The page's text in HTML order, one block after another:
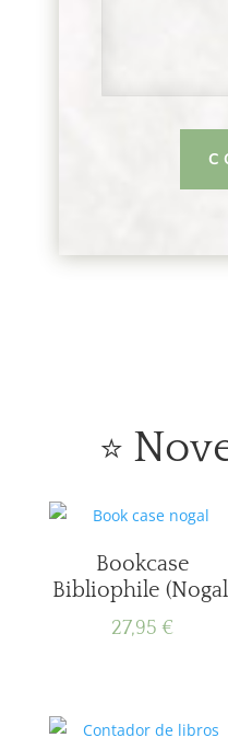
⭐
Bookcase
Bibliophile
27,95 €